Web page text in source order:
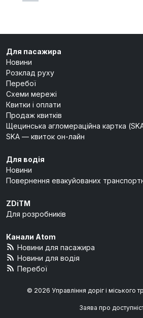
Для пасажира
Новини
Розклад руху
Перебої
Схеми мережі
Квитки і оплати
Продаж квитків
Щецинська агломераційна картка
SKA — квиток он-лайн
Для водія
Новини
Повернення евакуйованих
ZDiTM
Для розробників
Канали Atom
Новини для пасажира
Новини для водія
Перебої
© 2026 Управління доріг і міського
Заява про